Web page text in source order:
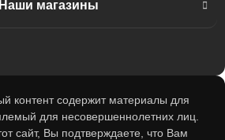
Бренды
Акции
Доставка в Гомель
Доставка в Брест
Сити: 33 39 455 35
Наши магазины
65 пав. 443, 11:00–22:00
контент содержит материалы для
для несовершеннолетних лиц.
сайт, Вы подтверждаете, что Вам